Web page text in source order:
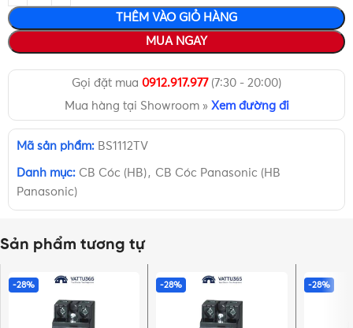
THÊM VÀO GIỎ HÀNG
MUA NGAY
Gọi đặt mua 0912.917.977(7:30 - 20:00)
Mua hàng tại Showroom » Xem đường đi
Mã sản phẩm: BS1112TV
Danh mục: CB Cóc (HB), CB Cóc Panasonic (HB
Panasonic)
Sản phẩm tương tự
-28% -28% -28%